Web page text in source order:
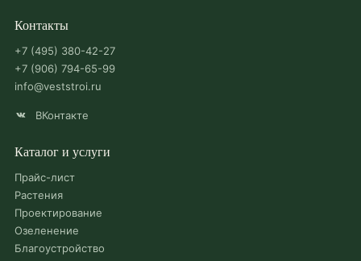
Контакты
+7 (495) 380-42-27
+7 (906) 794-65-99
info@veststroi.ru
ВКонтакте
Каталог и услуги
Прайс-лист
Растения
Проектирование
Озеленение
Благоустройство